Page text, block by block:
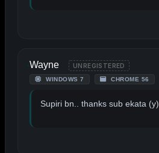
Wayne UNREGISTERED
WINDOWS 7 CHROME 56
Supiri bn.. thanks sub ekata (y)